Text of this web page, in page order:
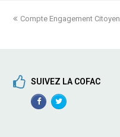
previous
Compte Engagement Citoyen
SUIVEZ LA COFAC
FacebookTwitterProfile